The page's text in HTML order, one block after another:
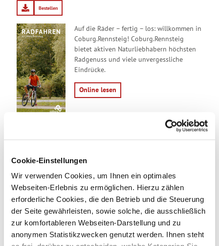
Cookie-Einstellungen
Wir verwenden Cookies, um Ihnen ein optimales
Webseiten-Erlebnis zu ermöglichen. Hierzu zählen
erforderliche Cookies, die den Betrieb und die Steuerung
der Seite gewährleisten, sowie solche, die ausschließlich
zur komfortableren Webseiten-Darstellung und zu
anonymen Statistikzwecken genutzt werden. Ihnen steht
Bestellen
Auf die Räder – fertig – los: willkommen in
Coburg.Rennsteig! Coburg.Rennsteig
bietet aktiven Naturliebhabern höchsten
Radgenuss und viele unvergessliche
Eindrücke.
Online lesen
Bestellen
Coburg Stadt und Land mit dem Rad
erleben